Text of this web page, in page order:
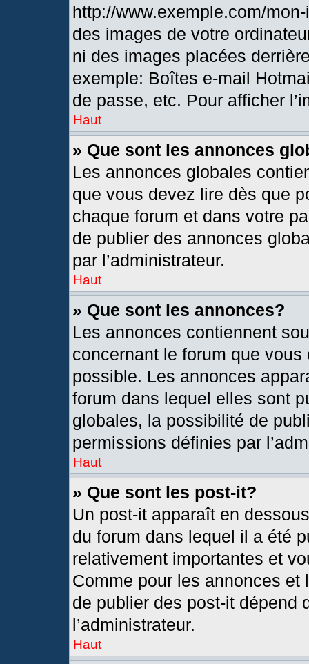
http://www.exemple.com/
des images de votre
ni des images placées
exemple: Boîtes e-mail
de passe, etc. Pour afficher
Haut
» Que sont les annonces
Les annonces globales
que vous devez lire dès que
chaque forum et dans votre
de publier des annonces
par l’administrateur.
Haut
» Que sont les annonces?
Les annonces contiennent
concernant le forum que
possible. Les annonces
forum dans lequel elles sont
globales, la possibilité de
permissions définies par
Haut
» Que sont les post-it?
Un post-it apparaît en
du forum dans lequel il a été
relativement importantes et
Comme pour les annonces
de publier des post-it dépend
l’administrateur.
Haut